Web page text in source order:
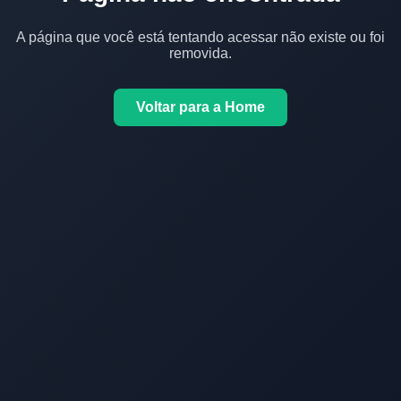
A página que você está tentando acessar não existe ou foi
removida.
Voltar para a Home